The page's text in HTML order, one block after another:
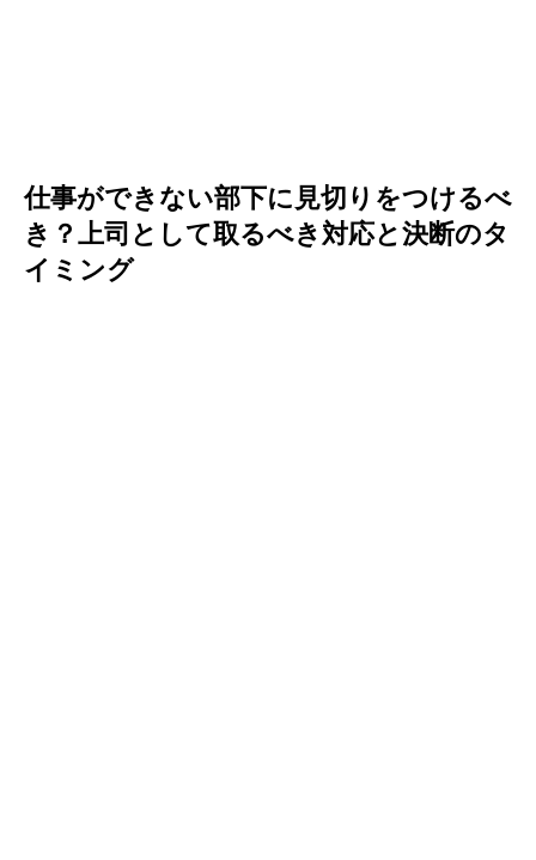
仕事ができない部下に見切りをつけるべ
き？上司として取るべき対応と決断のタ
イミング